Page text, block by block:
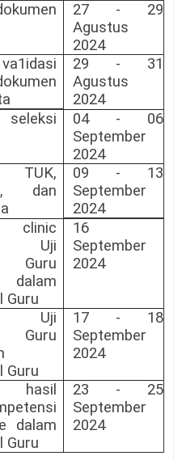
27 - 29
Agustus
2024
29 - 31
Agustus
2024
04 - 06
September
2024
dan
09 - 13
September
2024
Uji
Guru
16
September
2024
Uji
Guru
17 - 18
September
2024
hasil
dalam
Guru
23 - 25
September
2024